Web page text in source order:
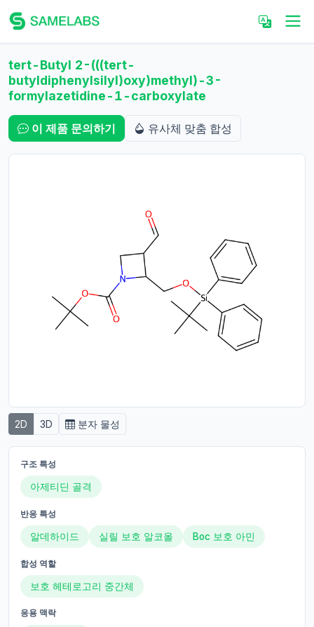
tert-Butyl 2-(((tert-
butyldiphenylsilyl)oxy)methyl)-3-
formylazetidine-1-carboxylate
이 제품 문의하기 유사체 맞춤 합성
2D 3D 분자 물성
구조 특성
아제티딘 골격
반응 특성
알데하이드 실릴 보호 알코올 Boc 보호 아민
합성 역할
보호 헤테로고리 중간체
응용 맥락